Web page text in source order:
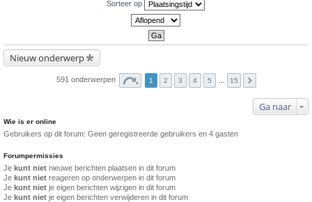
Sorteer op
Nieuw onderwerp
591 onderwerpen 1 2 3 4 5 15
Ga naar
Wie is er online
Gebruikers op dit forum: Geen geregistreerde gebruikers en 4 gasten
Forumpermissies
Je kunt niet nieuwe berichten plaatsen in dit forum
Je kunt niet reageren op onderwerpen in dit forum
Je kunt niet je eigen berichten wijzigen in dit forum
Je kunt niet je eigen berichten verwijderen in dit forum